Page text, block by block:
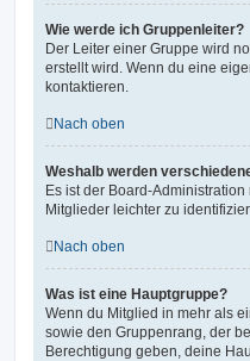
Wie werde ich Gruppenleiter?
Der Leiter einer Gruppe wird
erstellt wird. Wenn du eine
kontaktieren.
Nach oben
Weshalb werden
Es ist der Board-
Mitglieder leichter zu
Nach oben
Was ist eine Hauptgruppe?
Wenn du Mitglied in mehr als
sowie den Gruppenrang, der
Berechtigung geben, deine